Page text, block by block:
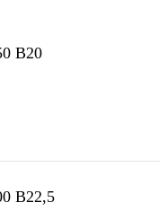
В20
В22,5